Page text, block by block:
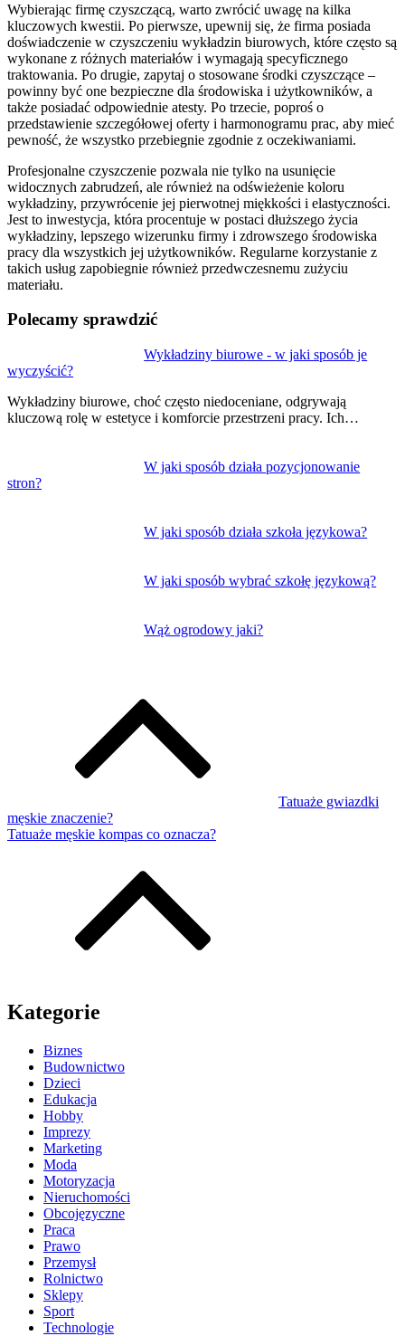
Wybierając firmę czyszczącą, warto zwrócić uwagę na kilka
kluczowych kwestii. Po pierwsze, upewnij się, że firma posiada
doświadczenie w czyszczeniu wykładzin biurowych, które często są
wykonane z różnych materiałów i wymagają specyficznego
traktowania. Po drugie, zapytaj o stosowane środki czyszczące –
powinny być one bezpieczne dla środowiska i użytkowników, a
także posiadać odpowiednie atesty. Po trzecie, poproś o
przedstawienie szczegółowej oferty i harmonogramu prac, aby mieć
pewność, że wszystko przebiegnie zgodnie z oczekiwaniami.
Profesjonalne czyszczenie pozwala nie tylko na usunięcie
widocznych zabrudzeń, ale również na odświeżenie koloru
wykładziny, przywrócenie jej pierwotnej miękkości i elastyczności.
Jest to inwestycja, która procentuje w postaci dłuższego życia
wykładziny, lepszego wizerunku firmy i zdrowszego środowiska
pracy dla wszystkich jej użytkowników. Regularne korzystanie z
takich usług zapobiegnie również przedwczesnemu zużyciu
materiału.
Polecamy sprawdzić
Wykładziny biurowe - w jaki sposób je
wyczyścić?
Wykładziny biurowe, choć często niedoceniane, odgrywają
kluczową rolę w estetyce i komforcie przestrzeni pracy. Ich…
W jaki sposób działa pozycjonowanie
stron?
W jaki sposób działa szkoła językowa?
W jaki sposób wybrać szkołę językową?
Wąż ogrodowy jaki?
wpisu
Tatuaże gwiazdki
męskie znaczenie?
Tatuaże męskie kompas co oznacza?
Kategorie
Biznes
Budownictwo
Dzieci
Edukacja
Hobby
Imprezy
Marketing
Moda
Motoryzacja
Nieruchomości
Obcojęzyczne
Praca
Prawo
Przemysł
Rolnictwo
Sklepy
Sport
Technologie